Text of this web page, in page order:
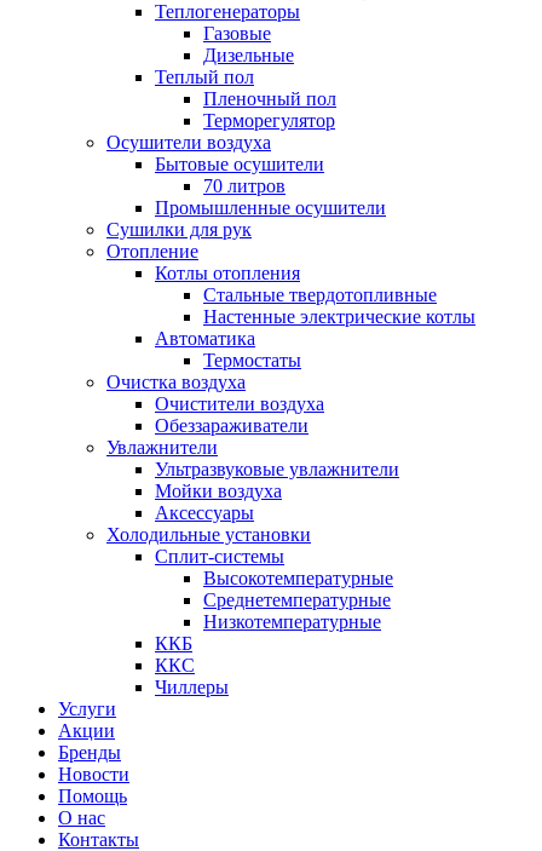
Теплогенераторы
Газовые
Дизельные
Теплый пол
Пленочный пол
Терморегулятор
Осушители воздуха
Бытовые осушители
70 литров
Промышленные осушители
Сушилки для рук
Отопление
Котлы отопления
Стальные твердотопливные
Настенные электрические котлы
Автоматика
Термостаты
Очистка воздуха
Очистители воздуха
Обеззараживатели
Увлажнители
Ультразвуковые увлажнители
Мойки воздуха
Аксессуары
Холодильные установки
Сплит-системы
Высокотемпературные
Среднетемпературные
Низкотемпературные
ККБ
ККС
Чиллеры
Услуги
Акции
Бренды
Новости
Помощь
О нас
Контакты